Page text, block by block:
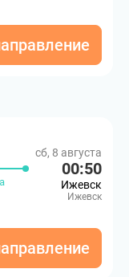
сб, 8 августа
00:50
Ижевск
Ижевск